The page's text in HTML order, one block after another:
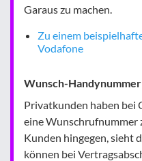
Garaus zu machen.
Zu einem
Vodafone
Wunsch-
Privatkunden haben bei
eine Wunschrufnummer
Kunden hingegen, sieht
können bei